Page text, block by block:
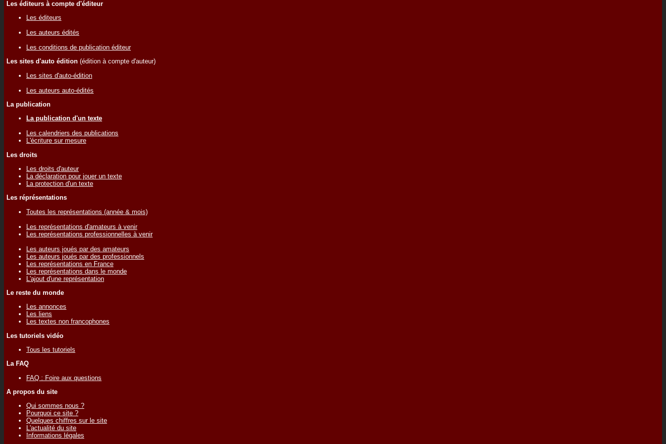
Les éditeurs à compte d'éditeur
Les éditeurs
Les auteurs édités
Les conditions de publication éditeur
Les sites d'auto édition (édition à compte d'auteur)
Les sites d'auto-édition
Les auteurs auto-édités
La publication
La publication d'un texte
Les calendriers des publications
L'écriture sur mesure
Les droits
Les droits d'auteur
La déclaration pour jouer un texte
La protection d'un texte
Les réprésentations
Toutes les représentations (année & mois)
Les représentations d'amateurs à venir
Les représentations professionnelles à venir
Les auteurs joués par des amateurs
Les auteurs joués par des professionnels
Les représentations en France
Les représentations dans le monde
L'ajout d'une représentation
Le reste du monde
Les annonces
Les liens
Les textes non francophones
Les tutoriels vidéo
Tous les tutoriels
La FAQ
FAQ : Foire aux questions
A propos du site
Qui sommes nous ?
Pourquoi ce site ?
Quelques chiffres sur le site
L'actualité du site
Informations légales